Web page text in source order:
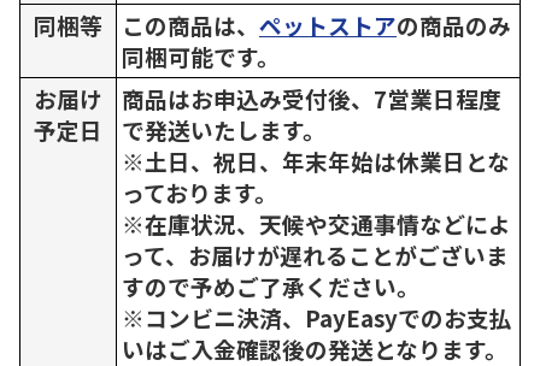
同梱等
この商品は、 ペットストアの商品のみ
同梱可能です。
お届け
予定日
商品はお申込み受付後、7営業日程度
で発送いたします。
※土日、祝日、年末年始は休業日とな
っております。
※在庫状況、天候や交通事情などによ
って、お届けが遅れることがございま
すので予めご了承ください。
※コンビニ決済、PayEasyでのお支払
いはご入金確認後の発送となります。